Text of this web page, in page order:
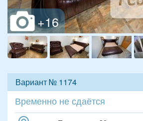
Вариант № 1174
Временно не сдаётся